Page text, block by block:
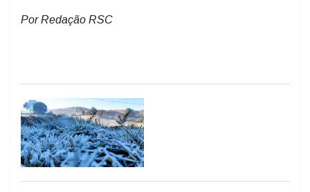
Por Redação RSC